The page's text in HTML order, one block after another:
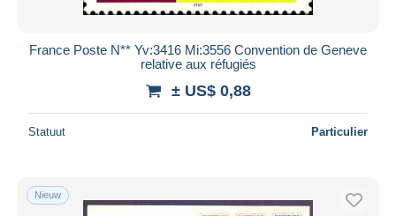
France Poste N** Yv:3416 Mi:3556 Convention de Geneve
relative aux réfugiés
± US$ 0,88
Statuut Particulier
Nieuw